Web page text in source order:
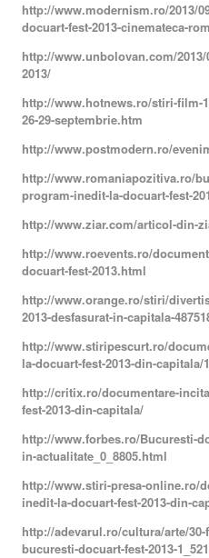
http://www.modernism.ro/2013/
docuart-fest-2013-cinemateca-
http://www.unbolovan.com/
2013/
http://www.hotnews.ro/stiri-film-
26-29-septembrie.htm
http://www.postmodern.ro/
http://www.romaniapozitiva.ro/
program-inedit-la-docuart-fest-
http://www.ziar.com/articol-din-
http://www.roevents.ro/
docuart-fest-2013.html
http://www.orange.ro/stiri/
2013-desfasurat-in-capitala-
http://www.stiripescurt.ro/
la-docuart-fest-2013-din-capitala/
http://critix.ro/documentare-
fest-2013-din-capitala/
http://www.forbes.ro/Bucuresti-
in-actualitate_0_8805.html
http://www.stiri-presa-online.ro/
inedit-la-docuart-fest-2013-din-
http://adevarul.ro/cultura/arte/
bucuresti-docuart-fest-2013-